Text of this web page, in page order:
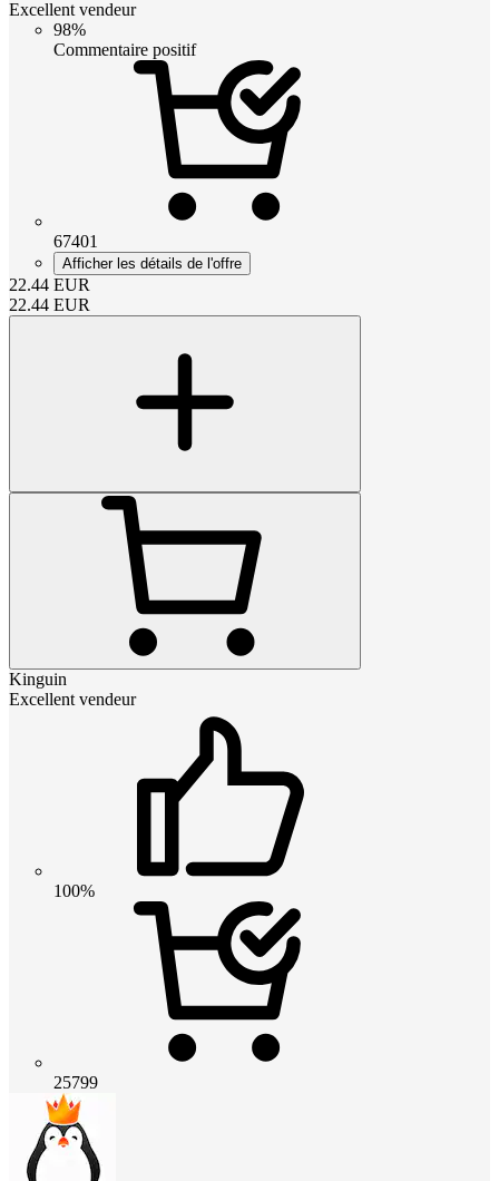
Excellent vendeur
98%
Commentaire positif
67401
Afficher les détails de l'offre
22.44 EUR
22.44 EUR
Kinguin
Excellent vendeur
100%
25799